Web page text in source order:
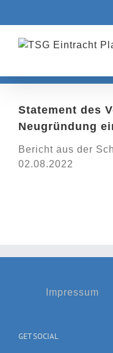
springen
Statement des
Neugründung
Bericht aus der
02.08.2022
Impressum
GET SOCIAL